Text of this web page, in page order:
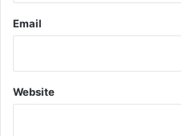
Email
Website